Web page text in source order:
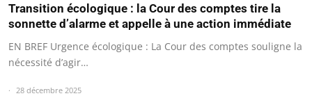
Transition écologique : la Cour des comptes tire la
sonnette d’alarme et appelle à une action immédiate
EN BREF Urgence écologique : La Cour des comptes souligne la
nécessité d’agir…
28 décembre 2025